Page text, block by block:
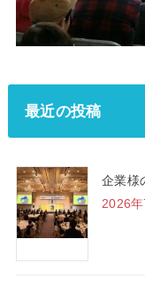
最近の投稿
企業様
2026